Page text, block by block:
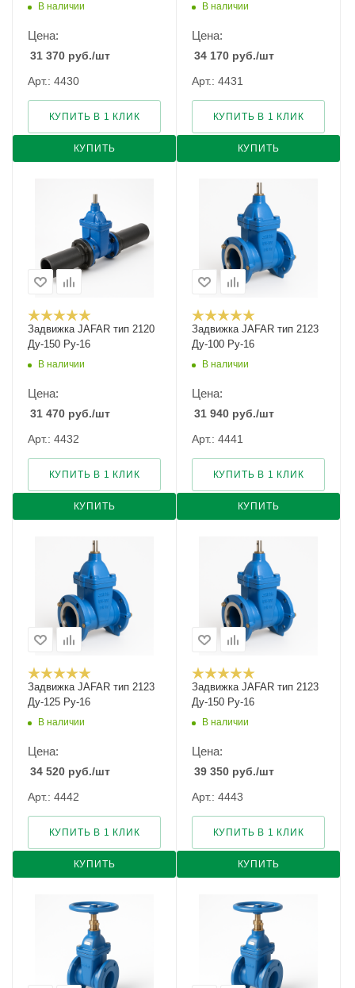
В наличии
Цена:
31 370 руб./шт
Арт.: 4430
КУПИТЬ
КУПИТЬ В 1 КЛИК
В наличии
Цена:
34 170 руб./шт
Арт.: 4431
КУПИТЬ
КУПИТЬ В 1 КЛИК
Задвижка JAFAR тип 2120
Ду-150 Ру-16
В наличии
Цена:
31 470 руб./шт
Арт.: 4432
КУПИТЬ
КУПИТЬ В 1 КЛИК
Задвижка JAFAR тип 2123
Ду-100 Ру-16
В наличии
Цена:
31 940 руб./шт
Арт.: 4441
КУПИТЬ
КУПИТЬ В 1 КЛИК
Задвижка JAFAR тип 2123
Ду-125 Ру-16
В наличии
Цена:
34 520 руб./шт
Арт.: 4442
КУПИТЬ
КУПИТЬ В 1 КЛИК
Задвижка JAFAR тип 2123
Ду-150 Ру-16
В наличии
Цена:
39 350 руб./шт
Арт.: 4443
КУПИТЬ
КУПИТЬ В 1 КЛИК